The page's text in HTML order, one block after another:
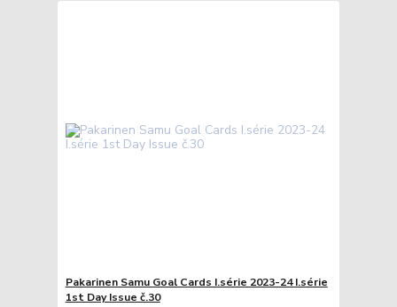
Pakarinen Samu Goal Cards I.série 2023-24 I.série
1st Day Issue č.30